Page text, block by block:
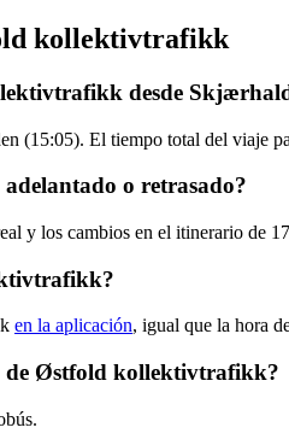
kollektivtrafikk
desde
(15:05). El tiempo total del viaje
o retrasado?
y los cambios en el itinerario
en la aplicación, igual que la hora
de Østfold kollektivtrafikk?